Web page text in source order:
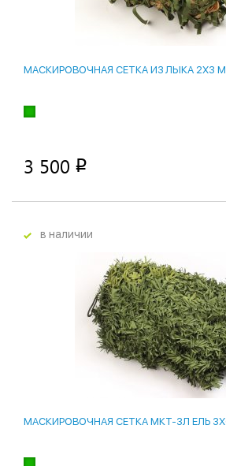
МАСКИРОВОЧНАЯ СЕТКА ИЗ ЛЫКА 2X3 М
3 500 p
в наличии
МАСКИРОВОЧНАЯ СЕТКА МКТ-3Л ЕЛЬ